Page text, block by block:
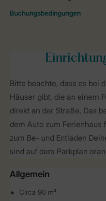
Bitte beachte, dass es bei
Häuser gibt, die an einem
direkt an der Straße. Das
dem Auto zum Ferienhaus
zum Be- und Entladen
sind auf dem Parkplan
Allgemein
Circa 90 m²